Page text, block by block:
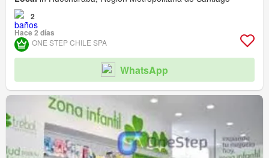
2
Hace 2 días
ONE STEP CHILE SPA
WhatsApp